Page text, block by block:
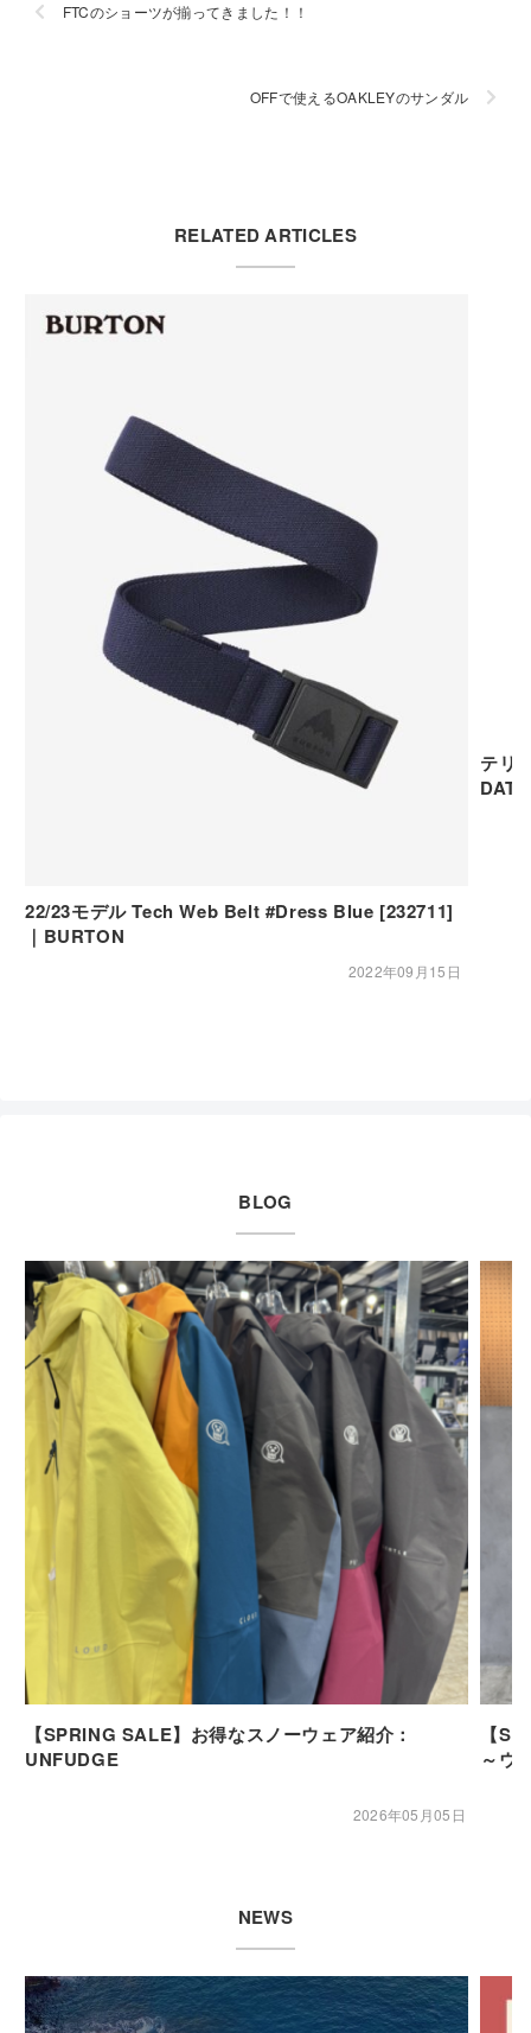
FTCのショーツが揃ってきました！！
OFFで使えるOAKLEYのサンダル
RELATED ARTICLES
22/23モデル Tech Web Belt #Dress Blue [232711]
｜BURTON
2022年09月15日
テリ
BLOG
【SPRING SALE】お得なスノーウェア紹介：
UNFUDGE
2026年05月05日
【
～ウ
NEWS